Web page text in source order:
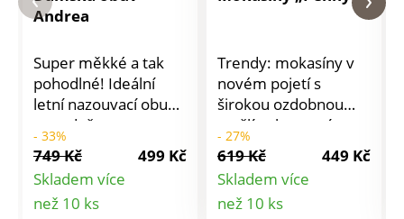
Andrea
Super měkké a tak
pohodlné! Ideální
letní nazouvací obuv
se vzdušnou
perforací a elastickou
vložkou. Snadno se
nazouvají. Zajistí Vám
lehkou chůzi a
- 33%
749 Kč
499 Kč
Skladem více
než 10 ks
Trendy: mokasíny v
novém pojetí s
širokou ozdobnou
mašlí - elegantní,
velmi pohodlné a
ideální na
přechodnou dobu.
Robustní
- 27%
619 Kč
449 Kč
Skladem více
než 10 ks